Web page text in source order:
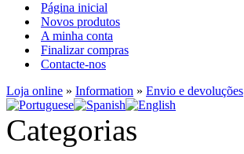
Página inicial
Novos produtos
A minha conta
Finalizar compras
Contacte-nos
Loja online » Information » Envio e devoluções
Categorias